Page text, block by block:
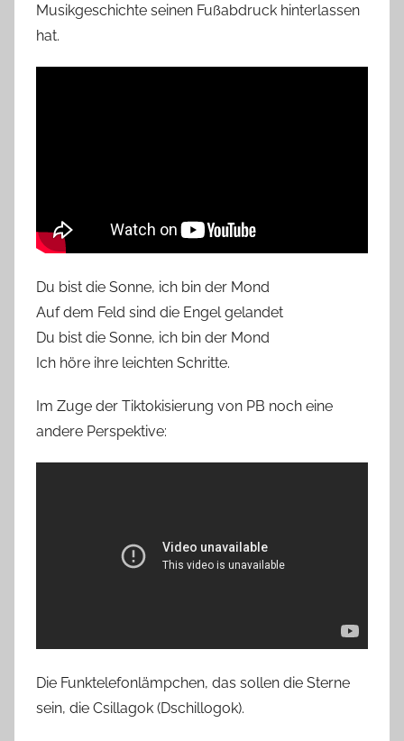
Musikgeschichte seinen Fußabdruck hinterlassen
hat.
Du bist die Sonne, ich bin der Mond
Auf dem Feld sind die Engel gelandet
Du bist die Sonne, ich bin der Mond
Ich höre ihre leichten Schritte.
Im Zuge der Tiktokisierung von PB noch eine
andere Perspektive:
Die Funktelefonlämpchen, das sollen die Sterne
sein, die Csillagok (Dschillogok).